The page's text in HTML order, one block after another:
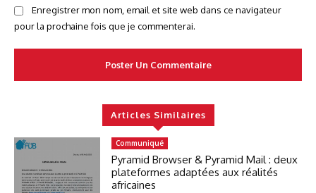
Enregistrer mon nom, email et site web dans ce navigateur
pour la prochaine fois que je commenterai.
Articles Similaires
Communiqué
Pyramid Browser & Pyramid Mail : deux
plateformes adaptées aux réalités
africaines